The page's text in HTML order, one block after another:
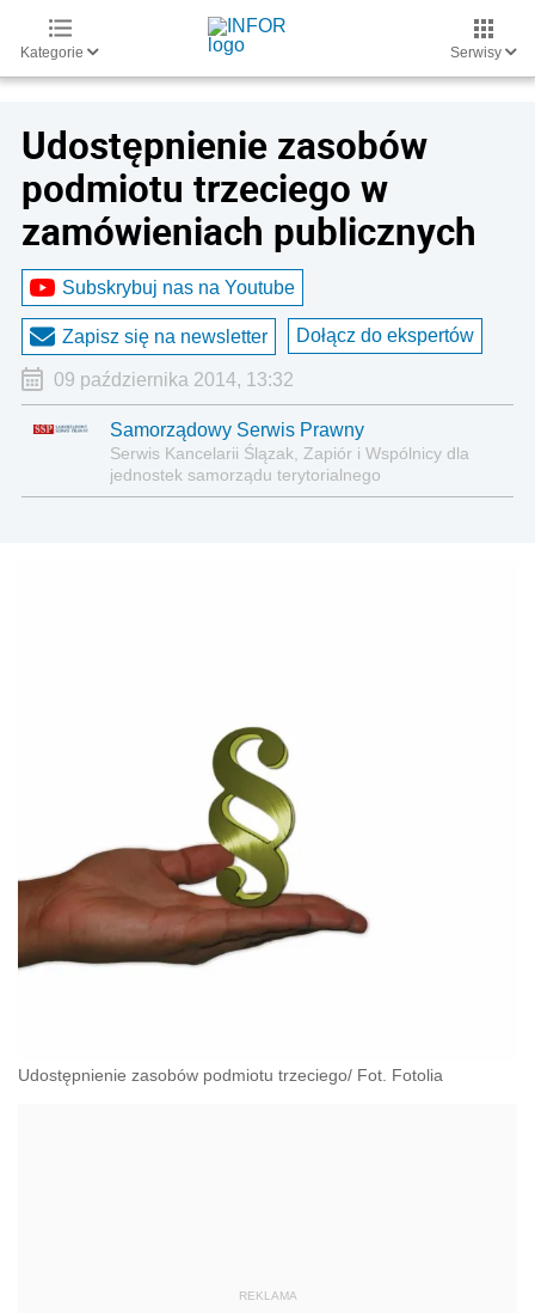
Kategorie Serwisy
Udostępnienie zasobów
podmiotu trzeciego w
zamówieniach publicznych
Subskrybuj nas na Youtube
Zapisz się na newsletter Dołącz do ekspertów
09 października 2014, 13:32
Samorządowy Serwis Prawny
Serwis Kancelarii Ślązak, Zapiór i Wspólnicy dla
jednostek samorządu terytorialnego
Udostępnienie zasobów podmiotu trzeciego/ Fot. Fotolia